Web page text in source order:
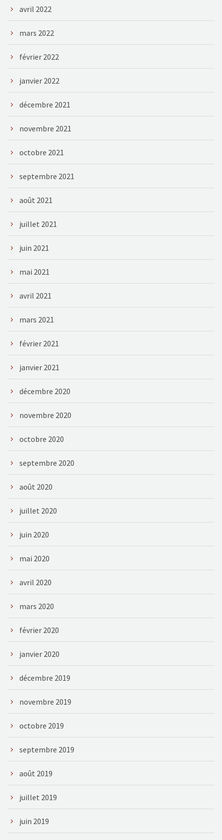
avril 2022
mars 2022
février 2022
janvier 2022
décembre 2021
novembre 2021
octobre 2021
septembre 2021
août 2021
juillet 2021
juin 2021
mai 2021
avril 2021
mars 2021
février 2021
janvier 2021
décembre 2020
novembre 2020
octobre 2020
septembre 2020
août 2020
juillet 2020
juin 2020
mai 2020
avril 2020
mars 2020
février 2020
janvier 2020
décembre 2019
novembre 2019
octobre 2019
septembre 2019
août 2019
juillet 2019
juin 2019